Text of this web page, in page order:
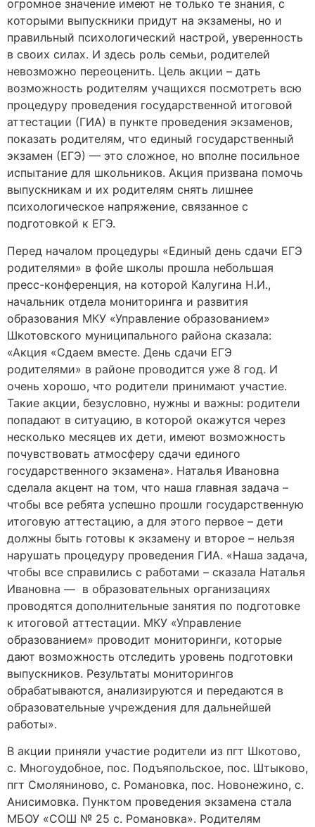
огромное значение имеют не только те знания, с
которыми выпускники придут на экзамены, но и
правильный психологический настрой, уверенность
в своих силах. И здесь роль семьи, родителей
невозможно переоценить. Цель акции – дать
возможность родителям учащихся посмотреть всю
процедуру проведения государственной итоговой
аттестации (ГИА) в пункте проведения экзаменов,
показать родителям, что единый государственный
экзамен (ЕГЭ) — это сложное, но вполне посильное
испытание для школьников. Акция призвана помочь
выпускникам и их родителям снять лишнее
психологическое напряжение, связанное с
подготовкой к ЕГЭ.
Перед началом процедуры «Единый день сдачи ЕГЭ
родителями» в фойе школы прошла небольшая
пресс-конференция, на которой Калугина Н.И.,
начальник отдела мониторинга и развития
образования МКУ «Управление образованием»
Шкотовского муниципального района сказала:
«Акция «Сдаем вместе. День сдачи ЕГЭ
родителями» в районе проводится уже 8 год. И
очень хорошо, что родители принимают участие.
Такие акции, безусловно, нужны и важны: родители
попадают в ситуацию, в которой окажутся через
несколько месяцев их дети, имеют возможность
почувствовать атмосферу сдачи единого
государственного экзамена». Наталья Ивановна
сделала акцент на том, что наша главная задача –
чтобы все ребята успешно прошли государственную
итоговую аттестацию, а для этого первое – дети
должны быть готовы к экзамену и второе – нельзя
нарушать процедуру проведения ГИА. «Наша задача,
чтобы все справились с работами – сказала Наталья
Ивановна — в образовательных организациях
проводятся дополнительные занятия по подготовке
к итоговой аттестации. МКУ «Управление
образованием» проводит мониторинги, которые
дают возможность отследить уровень подготовки
выпускников. Результаты мониторингов
обрабатываются, анализируются и передаются в
образовательные учреждения для дальнейшей
работы».
В акции приняли участие родители из пгт Шкотово,
с. Многоудобное, пос. Подъяпольское, пос. Штыково,
пгт Смоляниново, с. Романовка, пос. Новонежино, с.
Анисимовка. Пунктом проведения экзамена стала
МБОУ «СОШ № 25 с. Романовка». Родителям